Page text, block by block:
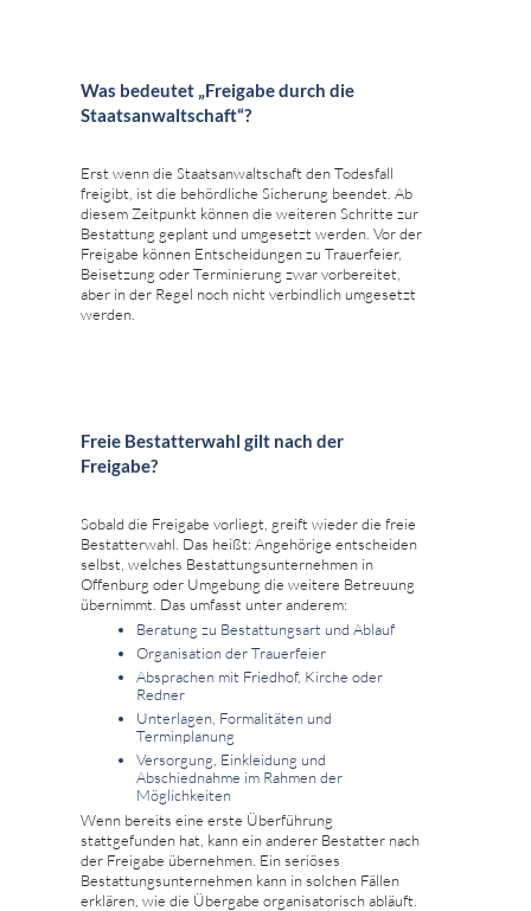
Was bedeutet „Freigabe durch die
Staatsanwaltschaft“?
Erst wenn die Staatsanwaltschaft den Todesfall
freigibt, ist die behördliche Sicherung beendet. Ab
diesem Zeitpunkt können die weiteren Schritte zur
Bestattung geplant und umgesetzt werden. Vor der
Freigabe können Entscheidungen zu Trauerfeier,
Beisetzung oder Terminierung zwar vorbereitet,
aber in der Regel noch nicht verbindlich umgesetzt
werden.
Freie Bestatterwahl gilt nach der
Freigabe?
Sobald die Freigabe vorliegt, greift wieder die freie
Bestatterwahl. Das heißt: Angehörige entscheiden
selbst, welches Bestattungsunternehmen in
Offenburg oder Umgebung die weitere Betreuung
übernimmt. Das umfasst unter anderem:
Beratung zu Bestattungsart und Ablauf
Organisation der Trauerfeier
Absprachen mit Friedhof, Kirche oder
Redner
Unterlagen, Formalitäten und
Terminplanung
Versorgung, Einkleidung und
Abschiednahme im Rahmen der
Möglichkeiten
Wenn bereits eine erste Überführung
stattgefunden hat, kann ein anderer Bestatter nach
der Freigabe übernehmen. Ein seriöses
Bestattungsunternehmen kann in solchen Fällen
erklären, wie die Übergabe organisatorisch abläuft.